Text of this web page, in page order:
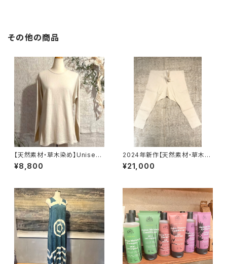
その他の商品
【天然素材・草木染め】Unisex
ロングTシャツ ヘンプコットン
ナチュラル
¥8,800
2024年新作【天然素材・草木染
め】Noragi pants ヘンプコット
ン ナチュラル
¥21,000